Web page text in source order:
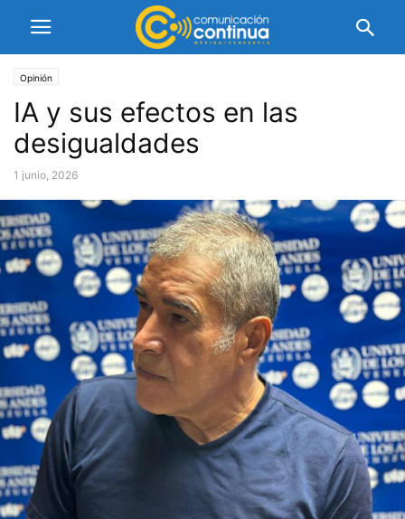
Opinión
IA y sus efectos en las
desigualdades
1 junio, 2026